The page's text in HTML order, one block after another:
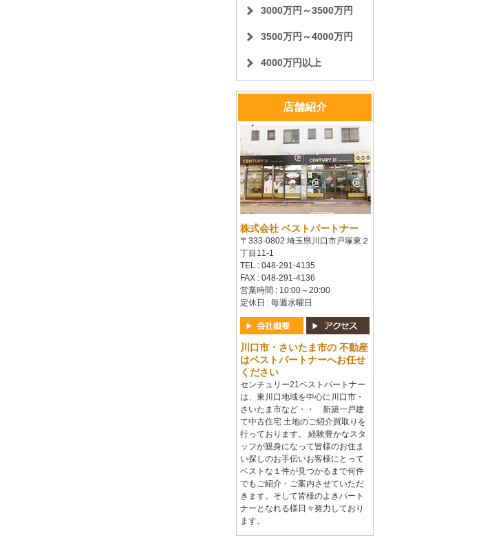
3000万円～3500万円
3500万円～4000万円
4000万円以上
店舗紹介
株式会社 ベストパートナー
〒333-0802 埼玉県川口市戸塚東２
丁目11-1
TEL : 048-291-4135
FAX : 048-291-4136
営業時間 : 10:00～20:00
定休日 : 毎週水曜日
川口市・さいたま市の 不動産
はベストパートナーへお任せ
ください
センチュリー21ベストパートナー
は、東川口地域を中心に川口市・
さいたま市など・・ 新築一戸建
て中古住宅 土地のご紹介買取りを
行っております。 経験豊かなスタ
ッフが親身になって皆様のお住ま
い探しのお手伝いお客様にとって
ベストな１件が見つかるまで何件
でもご紹介・ご案内させていただ
きます。そして皆様のよきパート
ナーとなれる様日々努力しており
ます。